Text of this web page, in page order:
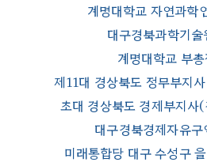
계명대학교 자연과학
대구경북과학기술
계명대학교 부
제11대 경상북도 정무부지
초대 경상북도 경제부지사
대구경북경제자유
미래통합당 대구 수성구